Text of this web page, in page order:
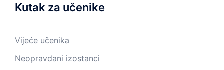
Kutak za učenike
Vijeće učenika
Neopravdani izostanci